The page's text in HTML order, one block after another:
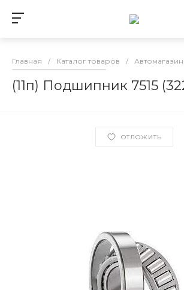
Главная / Каталог товаров /
(11п) Подшипник 7515
ОТЛОЖИТЬ